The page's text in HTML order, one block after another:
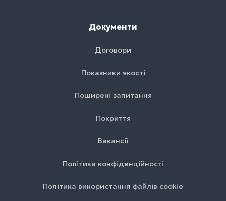
Документи
Договори
Показники якості
Поширені запитання
Покриття
Вакансії
Політика конфіденційності
Політика використання файлів cookie